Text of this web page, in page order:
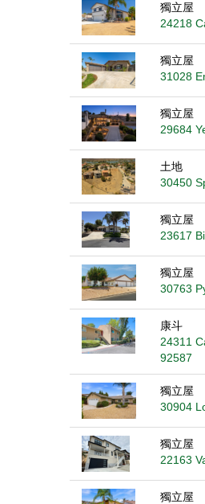
獨立屋
24218
獨立屋
31028
獨立屋
29684
土地
30450
獨立屋
23617
獨立屋
30763
康斗
24311
92587
獨立屋
30904
獨立屋
22163
獨立屋